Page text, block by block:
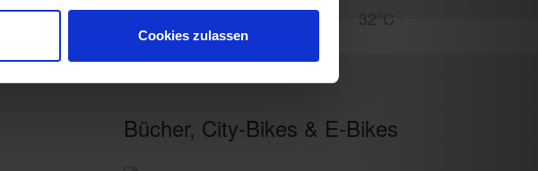
Cookies zulassen
29°C 29°C 32°C
Online buchen
Bücher, City-Bikes & E-Bikes